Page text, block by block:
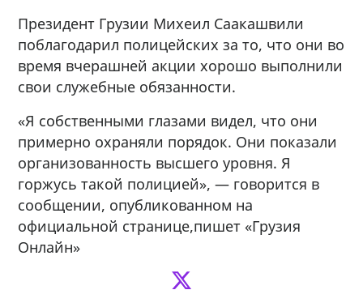
Президент Грузии Михеил Саакашвили
поблагодарил полицейских за то, что они во
время вчерашней акции хорошо выполнили
свои служебные обязанности.
«Я собственными глазами видел, что они
примерно охраняли порядок. Они показали
организованность высшего уровня. Я
горжусь такой полицией», — говорится в
сообщении, опубликованном на
официальной странице,пишет «Грузия
Онлайн»